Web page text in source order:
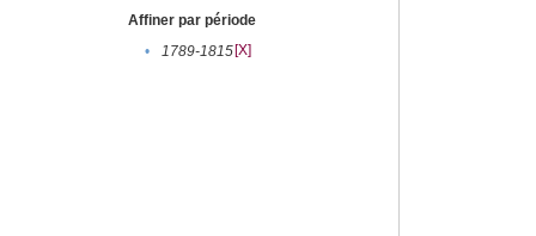
Affiner par période
•
1789-1815[X]